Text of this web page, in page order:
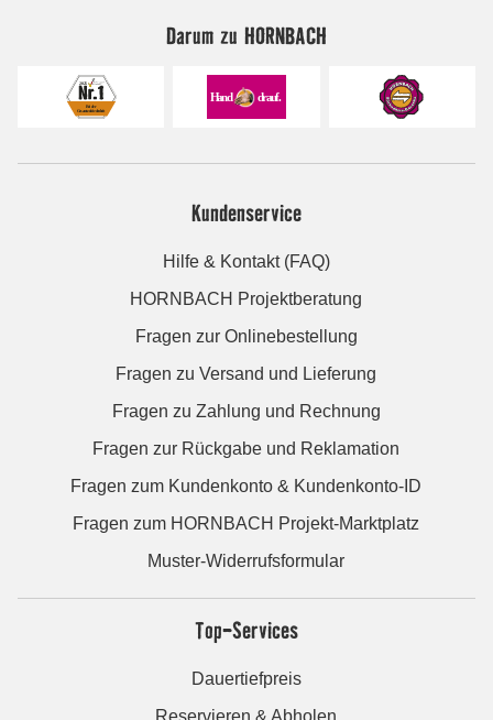
Darum zu HORNBACH
Kundenservice
Hilfe & Kontakt (FAQ)
HORNBACH Projektberatung
Fragen zur Onlinebestellung
Fragen zu Versand und Lieferung
Fragen zu Zahlung und Rechnung
Fragen zur Rückgabe und Reklamation
Fragen zum Kundenkonto & Kundenkonto-ID
Fragen zum HORNBACH Projekt-Marktplatz
Muster-Widerrufsformular
Top-Services
Dauertiefpreis
Reservieren & Abholen